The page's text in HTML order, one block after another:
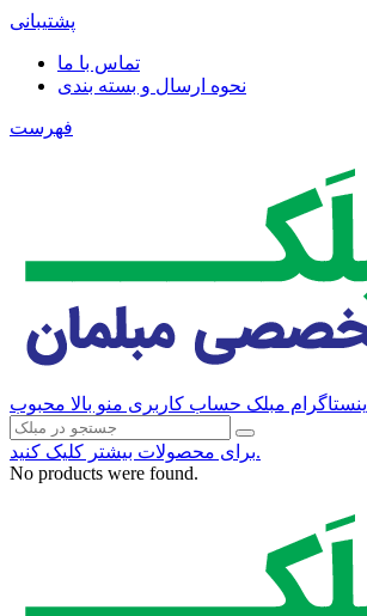
پشتیبانی
تماس با ما
نحوه ارسال و بسته بندی
فهرست
اینستاگرام مبلک حساب کاربری منو بالا محبوب
برای محصولات بیشتر کلیک کنید.
No products were found.